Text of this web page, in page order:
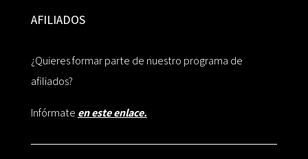
AFILIADOS
¿Quieres formar parte de nuestro programa de
afiliados?
Infórmate en este enlace.